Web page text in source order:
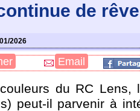
de
2026
Email
du RC Lens,
peut-il parvenir à